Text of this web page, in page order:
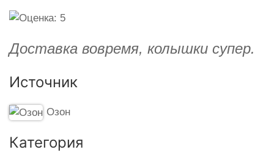
Доставка вовремя, колышки супер.
Источник
Озон
Категория